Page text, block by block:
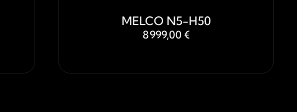
MELCO N5-H50
8 999,00 €